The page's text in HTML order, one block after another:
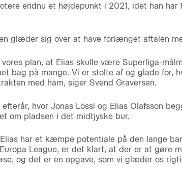
endnu et højdepunkt i 2021, idet han
glæder sig over at have forlænget aftalen
plan, at Elias skulle være Superliga-
bag på mange. Vi er stolte af og glade
med ham, siger Svend Graversen.
hvor Jonas Lössl og Elias Olafsson
om pladsen i det midtjyske bur.
har et kæmpe potentiale på den lange
League, er det klart, at der er at gøre
og det er en opgave, som vi glæder os